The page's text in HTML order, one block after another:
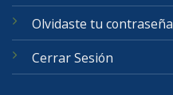
Olvidaste tu contraseña
Cerrar Sesión